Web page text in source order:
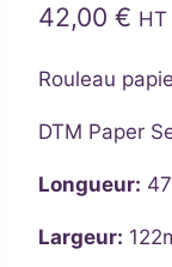
42,00 € HT
Rouleau
DTM Paper
Longueur:
Largeur: